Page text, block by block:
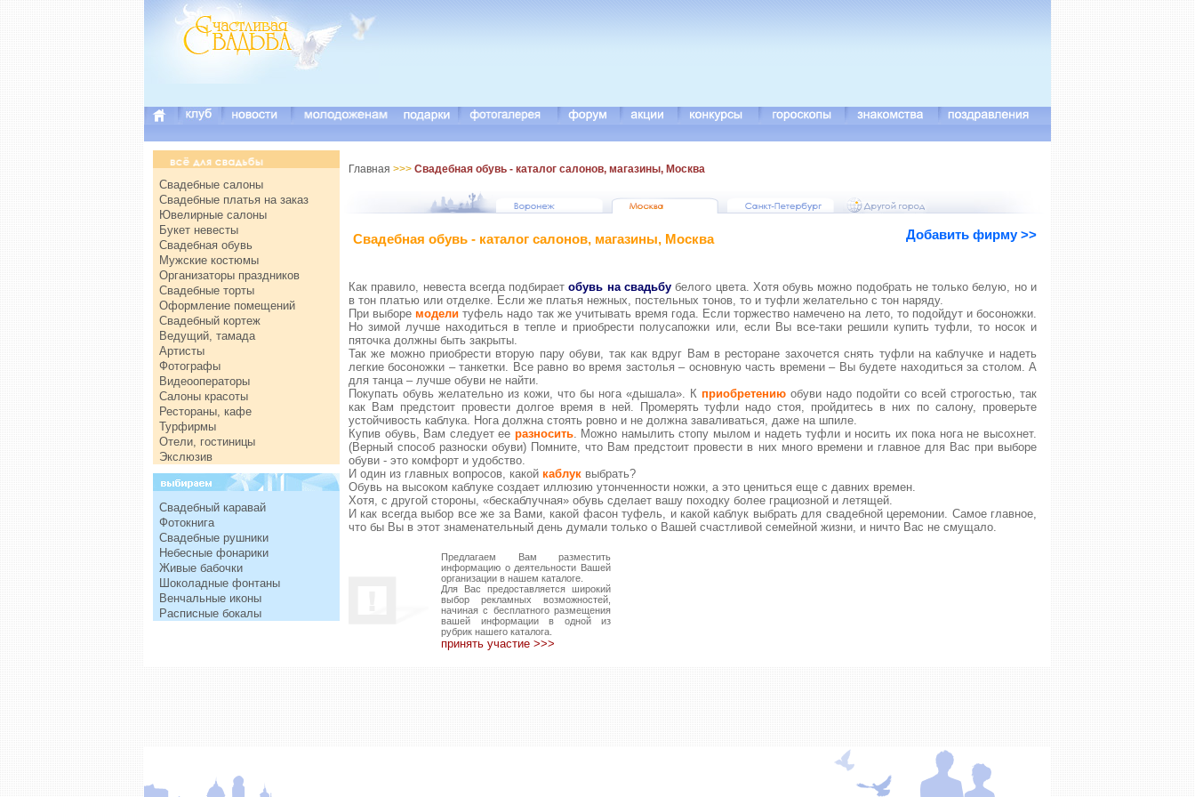
Свадебные салоны
Свадебные платья на заказ
Ювелирные салоны
Букет невесты
Свадебная обувь
Мужские костюмы
Организаторы праздников
Свадебные торты
Оформление помещений
Свадебный кортеж
Ведущий, тамада
Артисты
Фотографы
Видеооператоры
Салоны красоты
Рестораны, кафе
Турфирмы
Отели, гостиницы
Экслюзив
Свадебный каравай
Фотокнига
Свадебные рушники
Небесные фонарики
Живые бабочки
Шоколадные фонтаны
Венчальные иконы
Расписные бокалы
Главная >>> Свадебная обувь - каталог салонов, магазины, Москва
Свадебная обувь - каталог салонов, магазины, Москва Добавить фирму >>
Как правило, невеста всегда подбираетобувь на свадьбубелого цвета. Хотя обувь можно подобрать не только белую, но и
в тон платью или отделке. Если же платья нежных, постельных тонов, то и туфли желательно с тон наряду.
При выборе модели туфель надо так же учитывать время года. Если торжество намечено на лето, то подойдут и босоножки.
Но зимой лучше находиться в тепле и приобрести полусапожки или, если Вы все-таки решили купить туфли, то носок и
пяточка должны быть закрыты.
Так же можно приобрести вторую пару обуви, так как вдруг Вам в ресторане захочется снять туфли на каблучке и надеть
легкие босоножки – танкетки. Все равно во время застолья – основную часть времени – Вы будете находиться за столом. А
для танца – лучше обуви не найти.
Покупать обувь желательно из кожи, что бы нога «дышала». К приобретению обуви надо подойти со всей строгостью, так
как Вам предстоит провести долгое время в ней. Промерять туфли надо стоя, пройдитесь в них по салону, проверьте
устойчивость каблука. Нога должна стоять ровно и не должна заваливаться, даже на шпиле.
Купив обувь, Вам следует ее разносить. Можно намылить стопу мылом и надеть туфли и носить их пока нога не высохнет.
(Верный способ разноски обуви) Помните, что Вам предстоит провести в них много времени и главное для Вас при выборе
обуви - это комфорт и удобство.
И один из главных вопросов, какой каблук выбрать?
Обувь на высоком каблуке создает иллюзию утонченности ножки, а это цениться еще с давних времен.
Хотя, с другой стороны, «бескаблучная» обувь сделает вашу походку более грациозной и летящей.
И как всегда выбор все же за Вами, какой фасон туфель, и какой каблук выбрать для свадебной церемонии. Самое главное,
что бы Вы в этот знаменательный день думали только о Вашей счастливой семейной жизни, и ничто Вас не смущало.
Предлагаем Вам разместить
информацию о деятельности Вашей
организации в нашем каталоге.
Для Вас предоставляется широкий
выбор рекламных возможностей,
начиная с бесплатного размещения
вашей информации в одной из
рубрик нашего каталога.
принять участие >>>